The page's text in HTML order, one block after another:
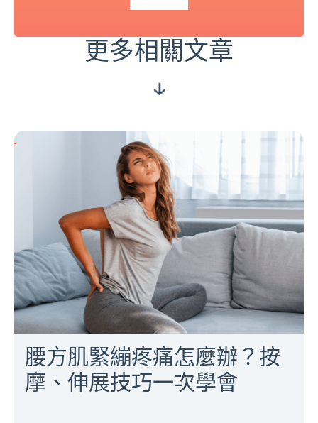
更多相關文章
腰方肌緊繃疼痛怎麼辦？按
摩、伸展技巧一次學會